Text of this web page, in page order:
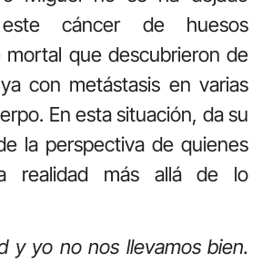
cáncer de huesos
mortal que descubrieron de
con metástasis en varias
En esta situación, da su
la perspectiva de quienes
realidad más allá de lo
y yo no nos llevamos bien.